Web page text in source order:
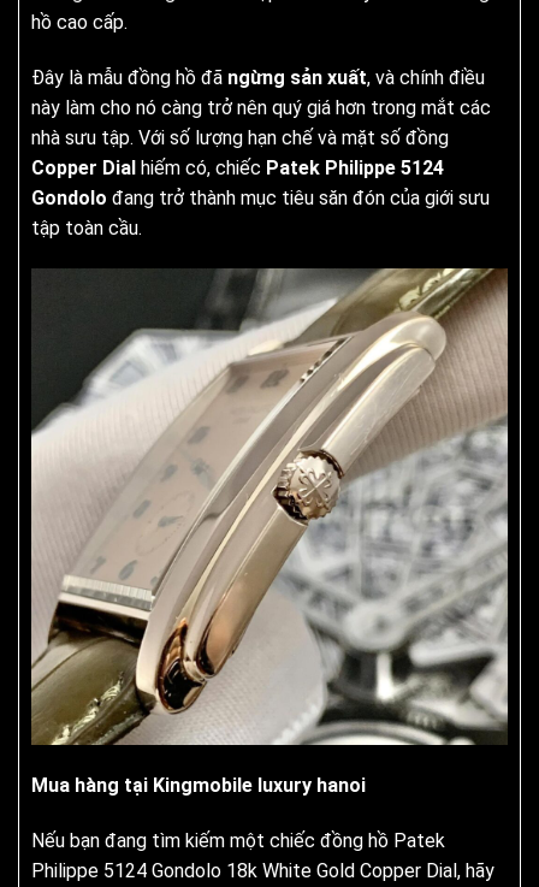
hồ cao cấp.
Đây là mẫu đồng hồ đã ngừng sản xuất, và chính điều
này làm cho nó càng trở nên quý giá hơn trong mắt các
nhà sưu tập. Với số lượng hạn chế và mặt số đồng
Copper Dial hiếm có, chiếc Patek Philippe 5124
Gondolo đang trở thành mục tiêu săn đón của giới sưu
tập toàn cầu.
Mua hàng tại Kingmobile luxury hanoi
Nếu bạn đang tìm kiếm một chiếc đồng hồ Patek
Philippe 5124 Gondolo 18k White Gold Copper Dial, hãy